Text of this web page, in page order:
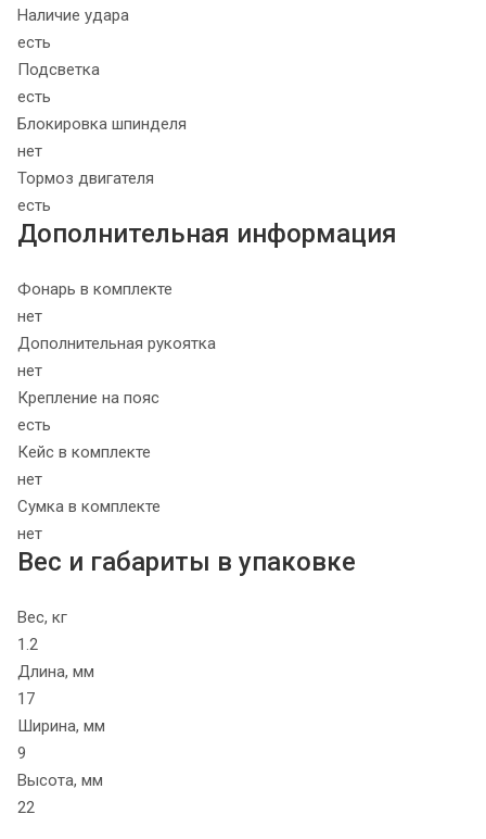
Наличие удара
есть
Подсветка
есть
Блокировка шпинделя
нет
Тормоз двигателя
есть
Дополнительная информация
Фонарь в комплекте
нет
Дополнительная рукоятка
нет
Крепление на пояс
есть
Кейс в комплекте
нет
Сумка в комплекте
нет
Вес и габариты в упаковке
Вес, кг
1.2
Длина, мм
17
Ширина, мм
9
Высота, мм
22